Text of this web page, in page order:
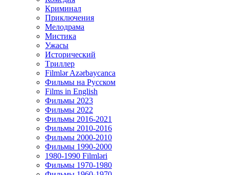
Криминал
Приключения
Мелодрама
Мистика
Ужасы
Исторический
Tриллер
Filmlər Azərbaycanca
Фильмы на Русском
Films in English
Фильмы 2023
Фильмы 2022
Фильмы 2016-2021
Фильмы 2010-2016
Фильмы 2000-2010
Фильмы 1990-2000
1980-1990 Filmləri
Фильмы 1970-1980